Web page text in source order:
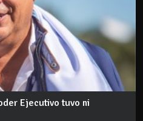
Ejecutivo tuvo ni